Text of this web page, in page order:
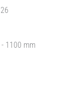
1100 mm